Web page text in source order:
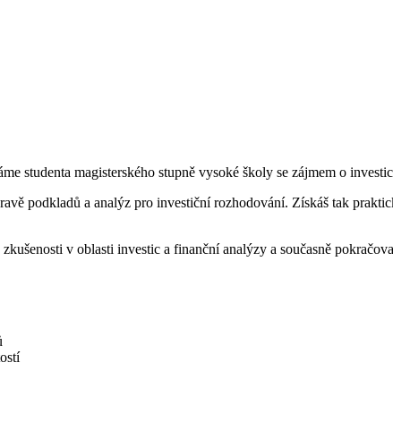
studenta magisterského stupně vysoké školy se zájmem o
podkladů a analýz pro investiční rozhodování. Získáš tak
v oblasti investic a finanční analýzy a současně